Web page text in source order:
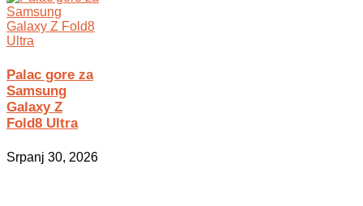
Palac gore za
Samsung
Galaxy Z
Fold8 Ultra
Srpanj 30, 2026